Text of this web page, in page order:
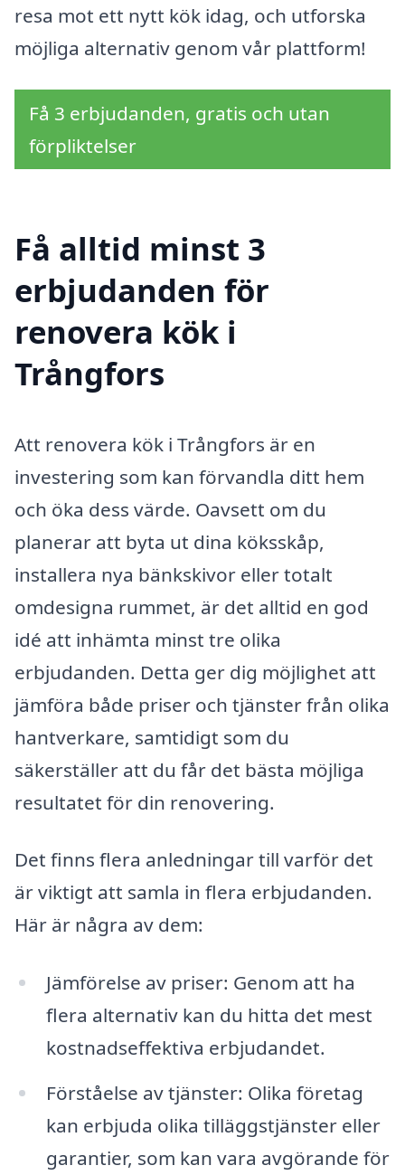
resa mot ett nytt kök idag, och utforska
möjliga alternativ genom vår plattform!
Få 3 erbjudanden, gratis och utan
förpliktelser
Få alltid minst 3
erbjudanden för
renovera kök i
Trångfors
Att renovera kök i Trångfors är en
investering som kan förvandla ditt hem
och öka dess värde. Oavsett om du
planerar att byta ut dina köksskåp,
installera nya bänkskivor eller totalt
omdesigna rummet, är det alltid en god
idé att inhämta minst tre olika
erbjudanden. Detta ger dig möjlighet att
jämföra både priser och tjänster från olika
hantverkare, samtidigt som du
säkerställer att du får det bästa möjliga
resultatet för din renovering.
Det finns flera anledningar till varför det
är viktigt att samla in flera erbjudanden.
Här är några av dem:
Jämförelse av priser: Genom att ha
flera alternativ kan du hitta det mest
kostnadseffektiva erbjudandet.
Förståelse av tjänster: Olika företag
kan erbjuda olika tilläggstjänster eller
garantier, som kan vara avgörande för